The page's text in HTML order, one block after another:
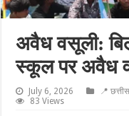
अवैध वसूली:
स्कूल पर अवैध
July 6, 2026 📍
83 Views